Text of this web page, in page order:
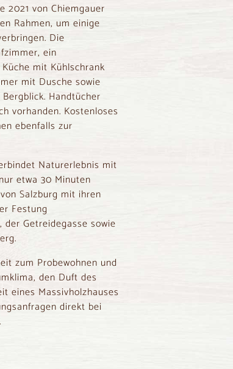
2021 von Chiemgauer
Rahmen, um einige
Die
ein
mit Kühlschrank
mit Dusche sowie
Handtücher
vorhanden. Kostenloses
ebenfalls zur
Naturerlebnis mit
etwa 30 Minuten
Salzburg mit ihren
Festung
, der Getreidegasse sowie
.
zum Probewohnen und
den Duft des
eines Massivholzhauses
direkt bei